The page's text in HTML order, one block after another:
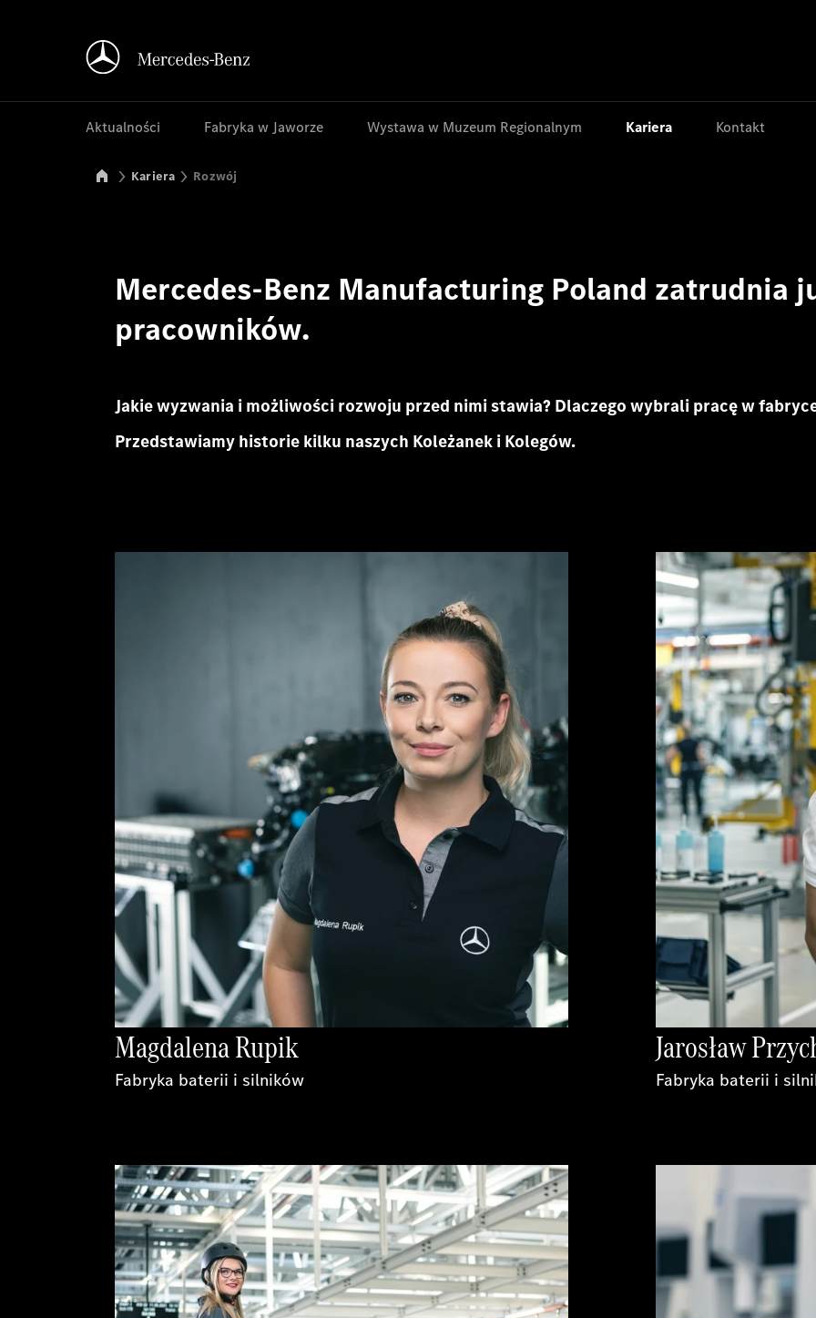
Aktualności Fabryka w Jaworze Wystawa w Muzeum Regionalnym Kariera Kontakt
Mercedes-Benz Manufacturing Poland
Kariera Rozwój
Mercedes-Benz Manufacturing Poland zatrudnia
pracowników.
Jakie wyzwania i możliwości rozwoju przed nimi stawia? Dlaczego wybrali pracę w
Przedstawiamy historie kilku naszych Koleżanek i Kolegów.
Magdalena Rupik
Fabryka baterii i silników
Jarosław
Fabryka baterii i